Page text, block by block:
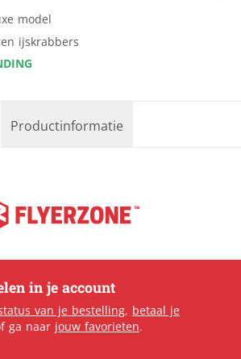
model
ijskrabbers
Productinformatie
in je account
van je bestelling, betaal je
ga naar jouw favorieten.